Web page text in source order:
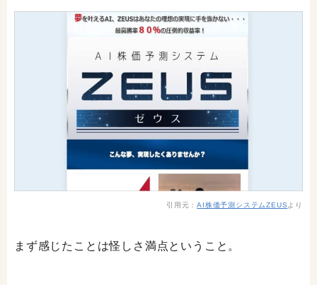
引用元：AI株価予測システムZEUS より
まず感じたことは怪しさ満点ということ。